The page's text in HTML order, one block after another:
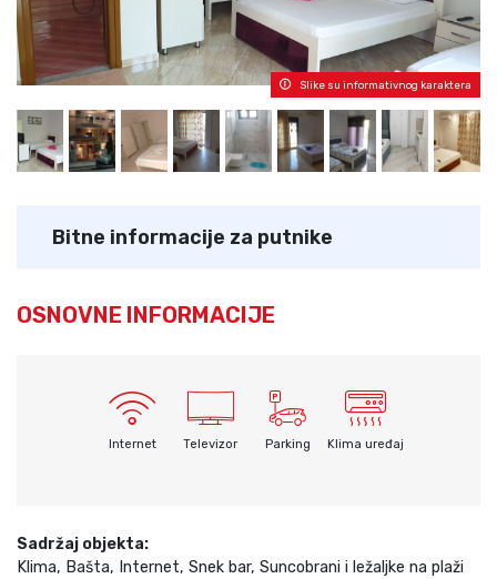
Slike su informativnog karaktera
Bitne informacije za putnike
OSNOVNE INFORMACIJE
Internet Televizor Parking Klima uređaj
Sadržaj objekta:
Klima, Bašta, Internet, Snek bar, Suncobrani i ležaljke na plaži